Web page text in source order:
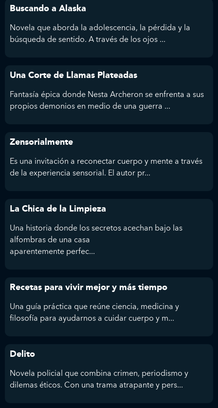
Buscando a Alaska
Novela que aborda la adolescencia, la pérdida y la
búsqueda de sentido. A través de los ojos ...
Una Corte de Llamas Plateadas
Fantasía épica donde Nesta Archeron se enfrenta a sus
propios demonios en medio de una guerra ...
Zensorialmente
Es una invitación a reconectar cuerpo y mente a través
de la experiencia sensorial. El autor pr...
La Chica de la Limpieza
Una historia donde los secretos acechan bajo las
alfombras de una casa
aparentemente perfec...
Recetas para vivir mejor y más tiempo
Una guía práctica que reúne ciencia, medicina y
filosofía para ayudarnos a cuidar cuerpo y m...
Delito
Novela policial que combina crimen, periodismo y
dilemas éticos. Con una trama atrapante y pers...